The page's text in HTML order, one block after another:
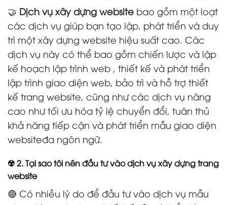
🤝 Dịch vụ xây dựng website bao gồm một loạt
các dịch vụ giúp bạn tạo lập, phát triển và duy
trì một xây dựng website hiệu suất cao. Các
dịch vụ này có thể bao gồm chiến lược và lập
kế hoạch lập trình web , thiết kế và phát triển
lập trình giao diện web, bảo trì và hỗ trợ thiết
kế trang website, cũng như các dịch vụ nâng
cao như tối ưu hóa tỷ lệ chuyển đổi, tuân thủ
khả năng tiếp cận và phát triển mẫu giao diện
websiteđa ngôn ngữ.
☢️ 2. Tại sao tôi nên đầu tư vào dịch vụ xây dựng trang
website
🔴 Có nhiều lý do để đầu tư vào dịch vụ mẫu